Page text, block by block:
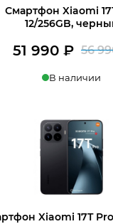
Смартфон Xiaomi
12/256GB,
56
51 990 ₽
В наличии
в 1 клик
Xiaomi 17T Pro